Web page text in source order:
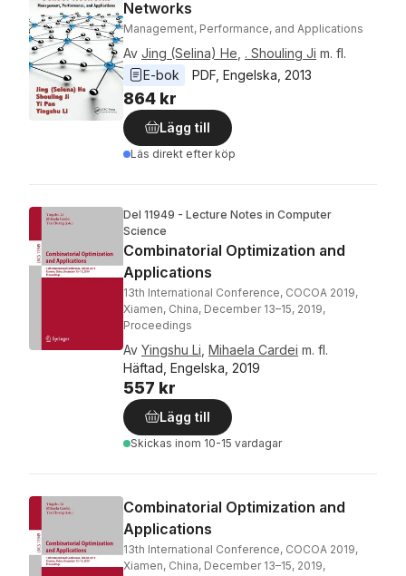
Networks
Management, Performance, and Applications
Av Jing (Selina) He . Shouling Ji m. fl.
E-bok
PDF Engelska 2013
864 kr
Lägg till
Läs direkt efter köp
Del 11949 - Lecture Notes in Computer
Science
Combinatorial Optimization and
Applications
13th International Conference, COCOA 2019,
Xiamen, China, December 13–15, 2019,
Proceedings
Av Yingshu Li Mihaela Cardei m. fl.
Häftad, Engelska, 2019
557 kr
Lägg till
Skickas inom 10-15 vardagar
Combinatorial Optimization and
Applications
13th International Conference, COCOA 2019,
Xiamen, China, December 13–15, 2019,